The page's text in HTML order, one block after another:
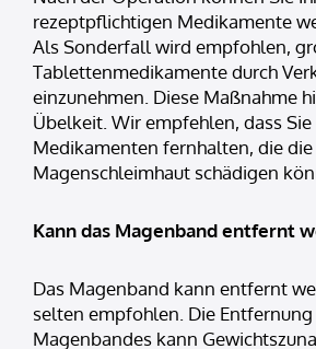
rezeptpflichtigen Medikamente
Als Sonderfall wird empfohlen,
Tablettenmedikamente durch
einzunehmen. Diese Maßnahme
Übelkeit. Wir empfehlen, dass Sie
Medikamenten fernhalten, die die
Magenschleimhaut schädigen
Kann das Magenband entfernt
Das Magenband kann entfernt
selten empfohlen. Die Entfernung
Magenbandes kann